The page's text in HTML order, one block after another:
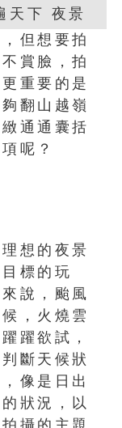
但想要拍
賞臉，拍
重要的是
翻山越嶺
通通囊括
呢？
想的夜景
標的玩
說，颱風
，火燒雲
躍欲試，
斷天候狀
像是日出
狀況，以
攝的主題